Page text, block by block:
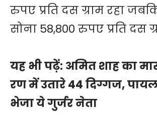
रुपए प्रति दस ग्राम रहा
सोना 58,800 रुपए प्रति दस
यह भी पढ़ें: अमित शाह का
रण में उतारे 44 दिग्गज,
भेजा ये गुर्जर नेता